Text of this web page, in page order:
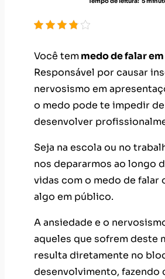
Você temmedo de falar
Responsável por causar
nervosismo em
o medo pode te impedir
desenvolver
Seja na escola ou no
nos depararmos ao longo
vidas com o medo de falar
algo em público.
A ansiedade e o
aqueles que sofrem deste
resulta diretamente no
desenvolvimento, fazendo